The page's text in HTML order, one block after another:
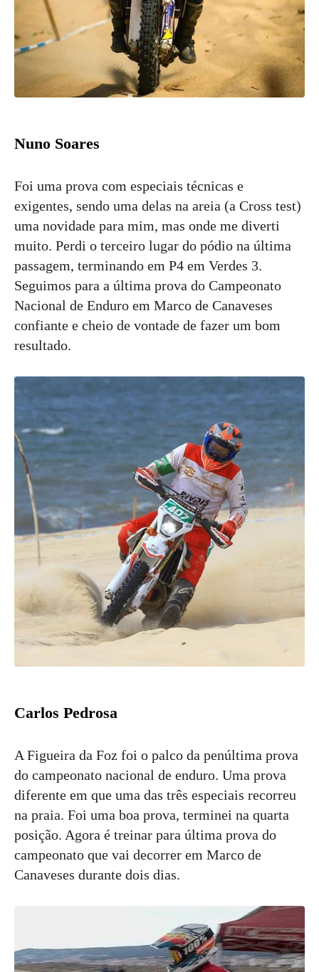
Nuno Soares
Foi uma prova com especiais técnicas e
exigentes, sendo uma delas na areia (a Cross test)
uma novidade para mim, mas onde me diverti
muito. Perdi o terceiro lugar do pódio na última
passagem, terminando em P4 em Verdes 3.
Seguimos para a última prova do Campeonato
Nacional de Enduro em Marco de Canaveses
confiante e cheio de vontade de fazer um bom
resultado.
Carlos Pedrosa
A Figueira da Foz foi o palco da penúltima prova
do campeonato nacional de enduro. Uma prova
diferente em que uma das três especiais recorreu
na praia. Foi uma boa prova, terminei na quarta
posição. Agora é treinar para última prova do
campeonato que vai decorrer em Marco de
Canaveses durante dois dias.